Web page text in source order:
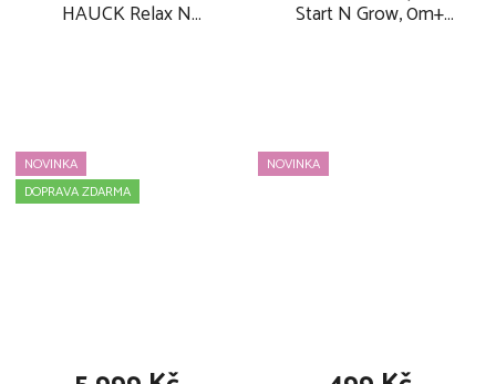
HAUCK Relax N Start N Grow, 0m+
NOVINKA
DOPRAVA ZDARMA
NOVINKA